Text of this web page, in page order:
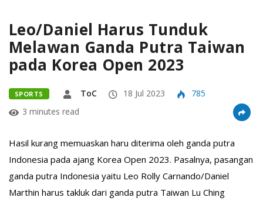
Leo/Daniel Harus Tunduk
Melawan Ganda Putra Taiwan
pada Korea Open 2023
SPORTS ToC 18 Jul 2023
785
3 minutes read
Hasil kurang memuaskan haru diterima oleh ganda putra
Indonesia pada ajang Korea Open 2023. Pasalnya, pasangan
ganda putra Indonesia yaitu Leo Rolly Carnando/Daniel
Marthin harus takluk dari ganda putra Taiwan Lu Ching